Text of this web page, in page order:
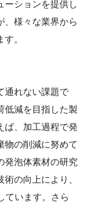
ーションを提供し
、様々な業界から
。
通れない課題で
低減を目指した製
ば、加工過程で発
物の削減に努めて
発泡体素材の研究
の向上により、
ています。さら